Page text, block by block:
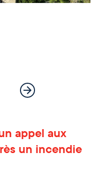
appel aux
un incendie